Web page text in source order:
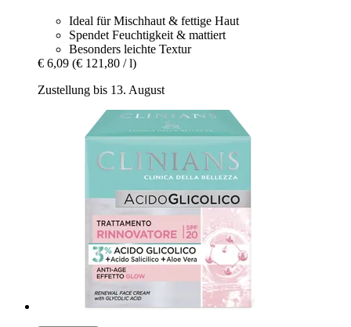
Ideal für Mischhaut & fettige Haut
Spendet Feuchtigkeit & mattiert
Besonders leichte Textur
€ 6,09 (€ 121,80 / l)
Zustellung bis 13. August